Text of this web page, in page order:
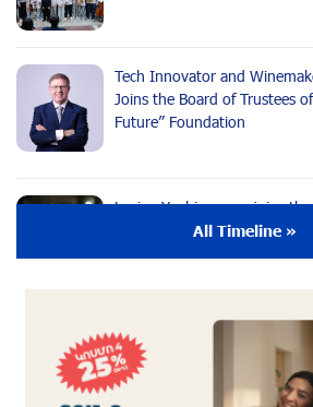
Tech Innovator and
Joins the Board of Trustees
Future” Foundation
Lusine Yeghiazaryan joins
the Music for the Future
Young Musician from the
Program, Arsen Safaryan,
Anniversary Concert of the
Foundation with the Moscow
All Timeline »